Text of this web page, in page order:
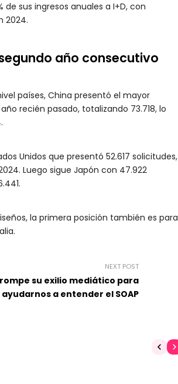
sus ingresos anuales a I+D, con
2024.
año consecutivo
países, China presentó el mayor
recién pasado, totalizando 73.718, lo
Unidos que presentó 52.617 solicitudes,
Luego sigue Japón con 47.922
la primera posición también es para
NEXT POST
su exilio mediático para
ayudarnos a entender el SOAP